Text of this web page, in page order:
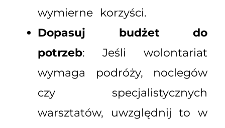
wymierne korzyści.
Dopasuj budżet do
potrzeb: Jeśli wolontariat
wymaga podróży, noclegów
czy specjalistycznych
warsztatów, uwzględnij to w